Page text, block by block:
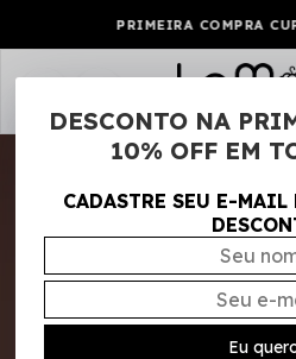
PRIMEIRA COMPRA
DESCONTO NA
10% OFF EM
CADASTRE SEU E-MAIL
Eu